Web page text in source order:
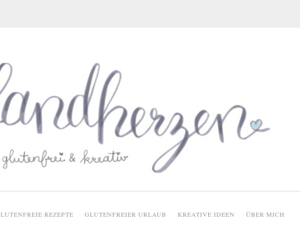
REZEPTE GLUTENFREIER URLAUB KREATIVE IDEEN ÜBER MICH